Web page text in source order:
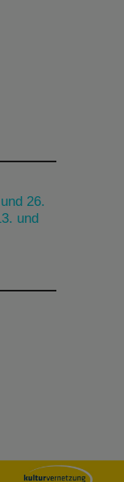
26.
und